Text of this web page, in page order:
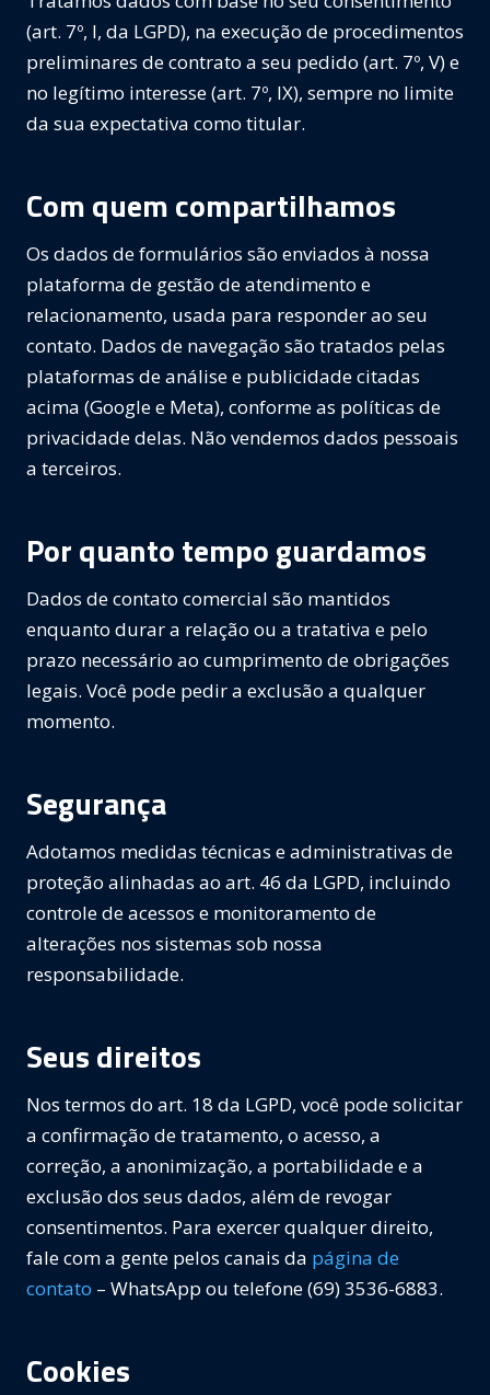
(art. 7º, I, da LGPD), na execução de procedimentos
preliminares de contrato a seu pedido (art. 7º, V) e
no legítimo interesse (art. 7º, IX), sempre no limite
da sua expectativa como titular.
Com quem compartilhamos
Os dados de formulários são enviados à nossa
plataforma de gestão de atendimento e
relacionamento, usada para responder ao seu
contato. Dados de navegação são tratados pelas
plataformas de análise e publicidade citadas
acima (Google e Meta), conforme as políticas de
privacidade delas. Não vendemos dados pessoais
a terceiros.
Por quanto tempo guardamos
Dados de contato comercial são mantidos
enquanto durar a relação ou a tratativa e pelo
prazo necessário ao cumprimento de obrigações
legais. Você pode pedir a exclusão a qualquer
momento.
Segurança
Adotamos medidas técnicas e administrativas de
proteção alinhadas ao art. 46 da LGPD, incluindo
controle de acessos e monitoramento de
alterações nos sistemas sob nossa
responsabilidade.
Seus direitos
Nos termos do art. 18 da LGPD, você pode solicitar
a confirmação de tratamento, o acesso, a
correção, a anonimização, a portabilidade e a
exclusão dos seus dados, além de revogar
consentimentos. Para exercer qualquer direito,
fale com a gente pelos canais da página de
contato – WhatsApp ou telefone (69) 3536-6883.
Cookies